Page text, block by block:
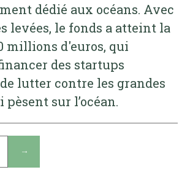
dédié aux océans. Avec
levées, le fonds a atteint la
millions d'euros, qui
des startups
lutter contre les grandes
pèsent sur l’océan.
↓